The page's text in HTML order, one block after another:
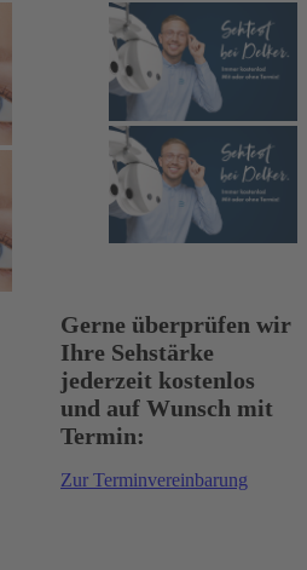
Gerne überprüfen wir
Ihre Sehstärke
jederzeit kostenlos
und auf Wunsch mit
Termin:
Zur Terminvereinbarung